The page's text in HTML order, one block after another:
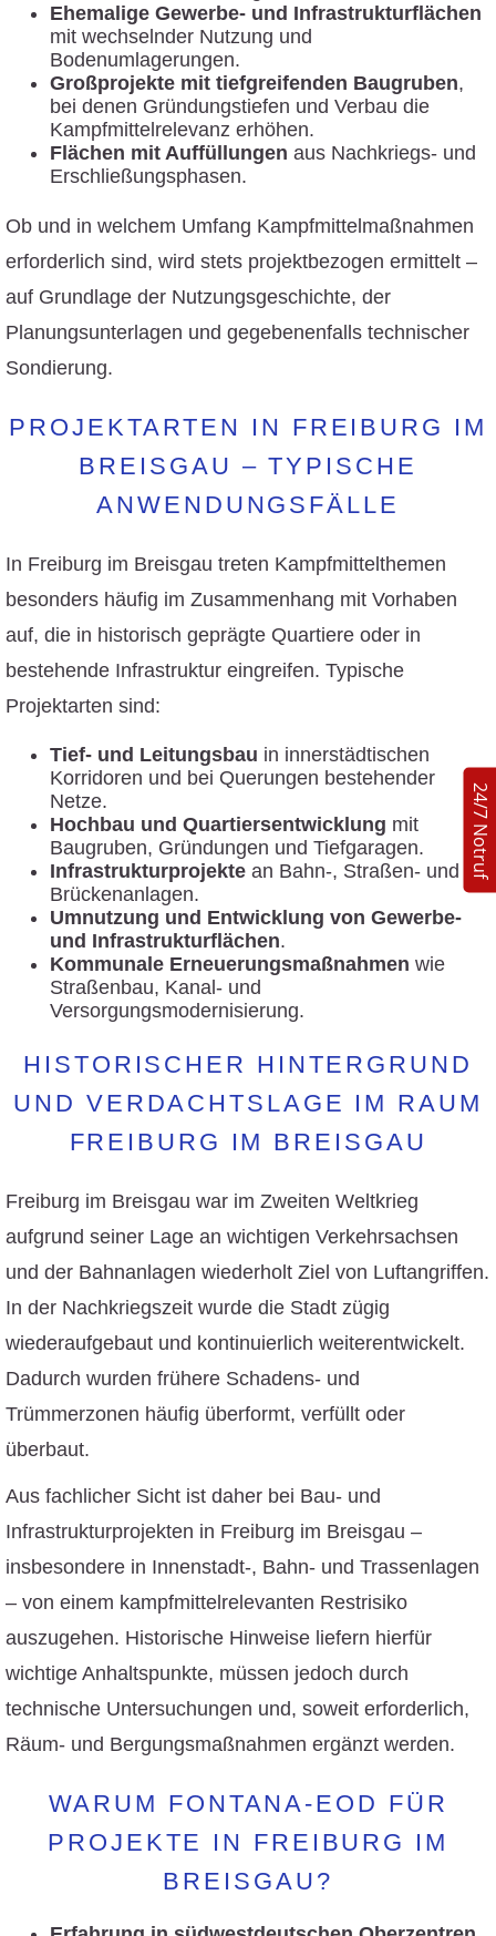
Ehemalige Gewerbe- und Infrastrukturflächen
mit wechselnder Nutzung und
Bodenumlagerungen.
Großprojekte mit tiefgreifenden Baugruben,
bei denen Gründungstiefen und Verbau die
Kampfmittelrelevanz erhöhen.
Flächen mit Auffüllungen aus Nachkriegs- und
Erschließungsphasen.
Ob und in welchem Umfang Kampfmittelmaßnahmen
erforderlich sind, wird stets projektbezogen ermittelt –
auf Grundlage der Nutzungsgeschichte, der
Planungsunterlagen und gegebenenfalls technischer
Sondierung.
PROJEKTARTEN IN FREIBURG IM
BREISGAU – TYPISCHE
ANWENDUNGSFÄLLE
In Freiburg im Breisgau treten Kampfmittelthemen
besonders häufig im Zusammenhang mit Vorhaben
auf, die in historisch geprägte Quartiere oder in
bestehende Infrastruktur eingreifen. Typische
Projektarten sind:
Tief- und Leitungsbau in innerstädtischen
Korridoren und bei Querungen bestehender
Netze.
Hochbau und Quartiersentwicklung mit
Baugruben, Gründungen und Tiefgaragen.
Infrastrukturprojekte an Bahn-, Straßen- und
Brückenanlagen.
Umnutzung und Entwicklung von Gewerbe-
und Infrastrukturflächen.
Kommunale Erneuerungsmaßnahmen wie
Straßenbau, Kanal- und
Versorgungsmodernisierung.
HISTORISCHER HINTERGRUND
UND VERDACHTSLAGE IM RAUM
FREIBURG IM BREISGAU
Freiburg im Breisgau war im Zweiten Weltkrieg
aufgrund seiner Lage an wichtigen Verkehrsachsen
und der Bahnanlagen wiederholt Ziel von Luftangriffen.
In der Nachkriegszeit wurde die Stadt zügig
wiederaufgebaut und kontinuierlich weiterentwickelt.
Dadurch wurden frühere Schadens- und
Trümmerzonen häufig überformt, verfüllt oder
überbaut.
Aus fachlicher Sicht ist daher bei Bau- und
Infrastrukturprojekten in Freiburg im Breisgau –
insbesondere in Innenstadt-, Bahn- und Trassenlagen
– von einem kampfmittelrelevanten Restrisiko
auszugehen. Historische Hinweise liefern hierfür
wichtige Anhaltspunkte, müssen jedoch durch
technische Untersuchungen und, soweit erforderlich,
Räum- und Bergungsmaßnahmen ergänzt werden.
WARUM FONTANA-EOD FÜR
PROJEKTE IN FREIBURG IM
BREISGAU?
24/7 Notruf